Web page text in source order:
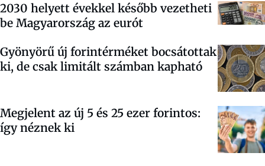
2030 helyett évekkel később vezetheti
be Magyarország az eurót
Gyönyörű új forintérméket bocsátottak
ki, de csak limitált számban kapható
Megjelent az új 5 és 25 ezer forintos:
így néznek ki